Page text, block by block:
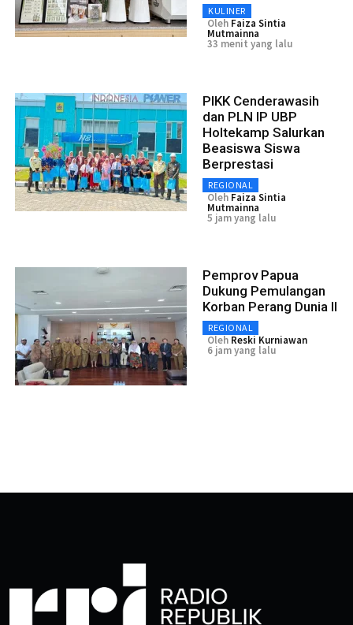
KULINER
Oleh Faiza Sintia
Mutmainna
33 menit yang lalu
PIKK Cenderawasih
dan PLN IP UBP
Holtekamp Salurkan
Beasiswa Siswa
Berprestasi
REGIONAL
Oleh Faiza Sintia
Mutmainna
5 jam yang lalu
Pemprov Papua
Dukung Pemulangan
Korban Perang Dunia II
REGIONAL
Oleh Reski Kurniawan
6 jam yang lalu